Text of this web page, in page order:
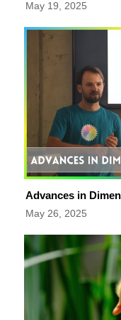
May 19, 2025
Advances in
May 26, 2025